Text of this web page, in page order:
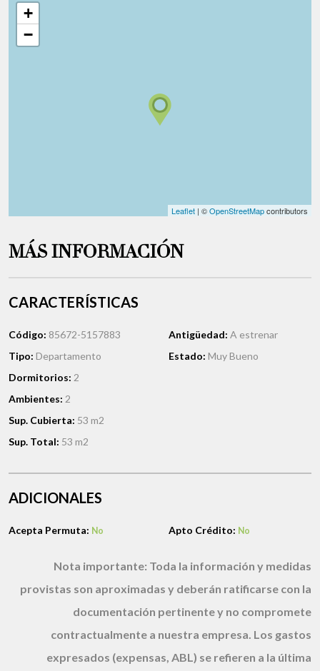
+
−
Leaflet | ©OpenStreetMapcontributors
MÁS INFORMACIÓN
CARACTERÍSTICAS
Código: 85672-5157883
Tipo: Departamento
Dormitorios: 2
Ambientes: 2
Antigüedad: A estrenar
Estado: Muy Bueno
Sup. Cubierta: 53 m2
Sup. Total: 53 m2
ADICIONALES
Acepta Permuta: No Apto Crédito: No
Nota importante: Toda la información y medidas
provistas son aproximadas y deberán ratificarse con la
documentación pertinente y no compromete
contractualmente a nuestra empresa. Los gastos
expresados (expensas, ABL) se refieren a la última